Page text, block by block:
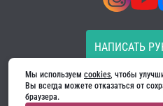
НАПИСАТЬ
Все материалы на сайте
ООО «Ягуар-М» —
Мы используем cookies, чтобы
Вы всегда можете отказаться от
браузера.